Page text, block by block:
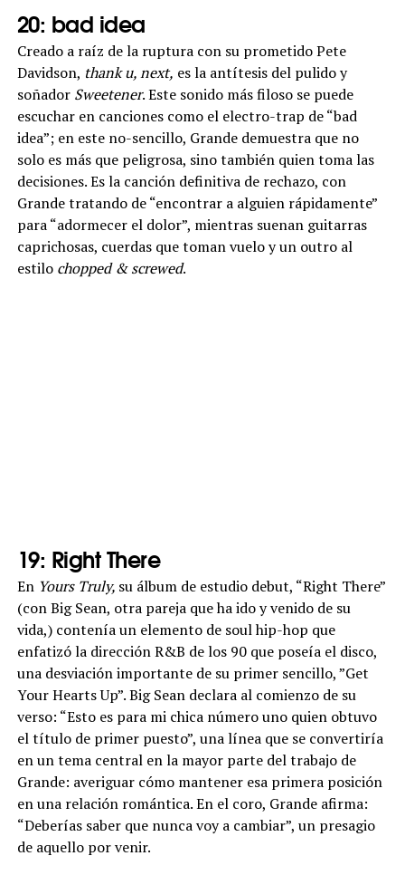
20: bad idea
Creado a raíz de la ruptura con su prometido Pete
Davidson, thank u, next, es la antítesis del pulido y
soñador Sweetener. Este sonido más filoso se puede
escuchar en canciones como el electro-trap de “bad
idea”; en este no-sencillo, Grande demuestra que no
solo es más que peligrosa, sino también quien toma las
decisiones. Es la canción definitiva de rechazo, con
Grande tratando de “encontrar a alguien rápidamente”
para “adormecer el dolor”, mientras suenan guitarras
caprichosas, cuerdas que toman vuelo y un outro al
estilo chopped & screwed.
19: Right There
EnYours Truly, su álbum de estudio debut, “Right There”
(con Big Sean, otra pareja que ha ido y venido de su
vida,) contenía un elemento de soul hip-hop que
enfatizó la dirección R&B de los 90 que poseía el disco,
una desviación importante de su primer sencillo, ”Get
Your Hearts Up”. Big Sean declara al comienzo de su
verso: “Esto es para mi chica número uno quien obtuvo
el título de primer puesto”, una línea que se convertiría
en un tema central en la mayor parte del trabajo de
Grande: averiguar cómo mantener esa primera posición
en una relación romántica. En el coro, Grande afirma:
“Deberías saber que nunca voy a cambiar”, un presagio
de aquello por venir.